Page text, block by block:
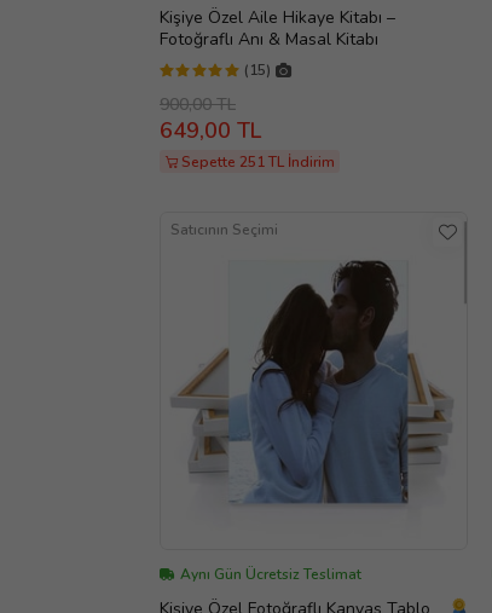
Kişiye Özel Aile Hikaye Kitabı –
Fotoğraflı Anı & Masal Kitabı
(15)
900,00 TL
649,00 TL
Sepette 251 TL İndirim
Satıcının Seçimi
Aynı Gün Ücretsiz Teslimat